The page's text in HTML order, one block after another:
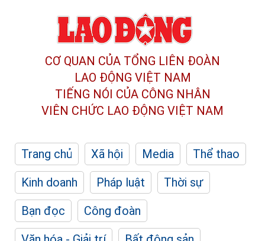
CƠ QUAN CỦA TỔNG LIÊN ĐOÀN
LAO ĐỘNG VIỆT NAM
TIẾNG NÓI CỦA CÔNG NHÂN
VIÊN CHỨC LAO ĐỘNG VIỆT NAM
Trang chủ Xã hội Media
Thể thao
Kinh doanh
Pháp luật
Thời sự
Bạn đọc
Công đoàn